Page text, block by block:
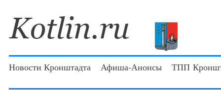
Новости Кронштадта Афиша-Анонсы ТПП